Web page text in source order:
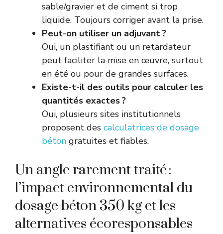
sable/gravier et de ciment si trop
liquide. Toujours corriger avant la prise.
Peut-on utiliser un adjuvant ?
Oui, un plastifiant ou un retardateur
peut faciliter la mise en œuvre, surtout
en été ou pour de grandes surfaces.
Existe-t-il des outils pour calculer les
quantités exactes ?
Oui, plusieurs sites institutionnels
proposent des calculatrices de dosage
béton gratuites et fiables.
Un angle rarement traité :
l’impact environnemental du
dosage béton 350 kg et les
alternatives écoresponsables